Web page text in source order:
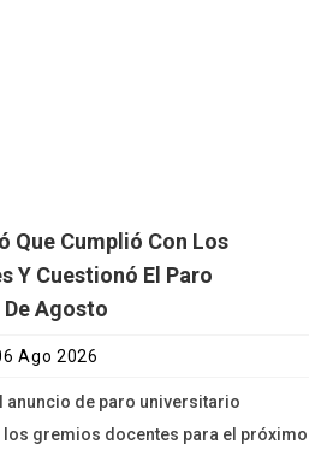
Que Cumplió Con Los
Y Cuestionó El Paro
Agosto
Ago 2026
anuncio de paro universitario
gremios docentes para el próximo